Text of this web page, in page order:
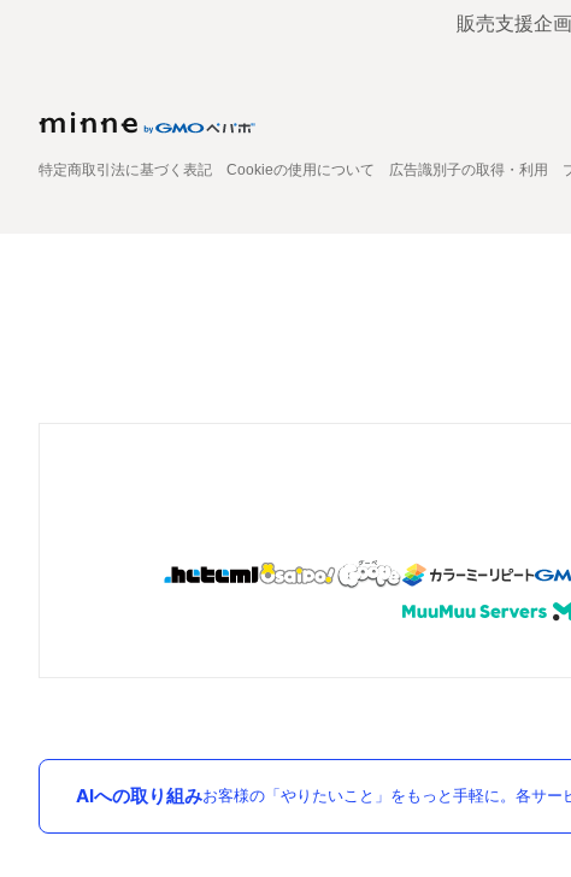
販売支援企
特定商取引法に基づく表記 Cookieの使用について 広告識別子の取得・利用
AIへの取り組みお客様の「やりたいこと」をもっと手軽に。各サー